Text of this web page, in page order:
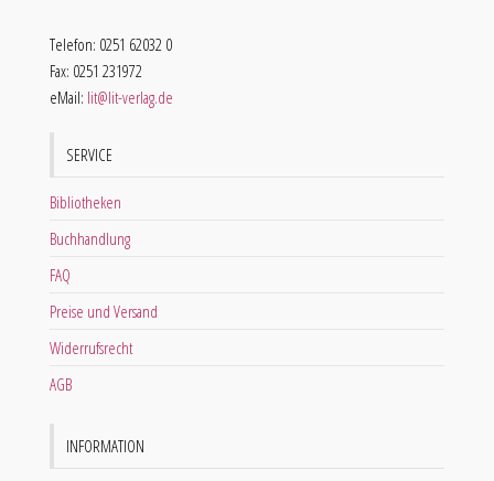
Telefon: 0251 62032 0
Fax: 0251 231972
eMail: lit@lit-verlag.de
SERVICE
Bibliotheken
Buchhandlung
FAQ
Preise und Versand
Widerrufsrecht
AGB
INFORMATION